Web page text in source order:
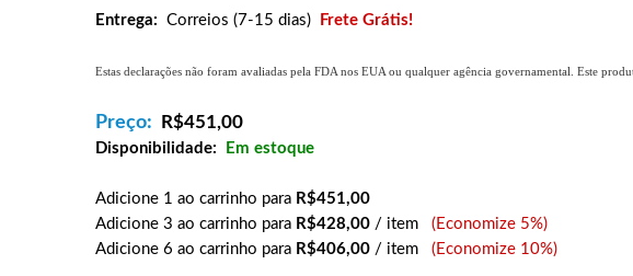
Entrega: Correios (7-15 dias) Frete Grátis!
Estas declarações não foram avaliadas pela FDA nos EUA ou qualquer agência governamental. Este
Preço: R$451,00
Disponibilidade: Em estoque
Adicione 1 ao carrinho para R$451,00
Adicione 3 ao carrinho para R$428,00 / item (Economize 5%)
Adicione 6 ao carrinho para R$406,00 / item (Economize 10%)